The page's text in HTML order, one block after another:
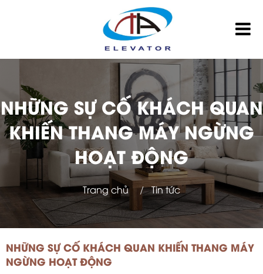
NHỮNG SỰ CỐ KHÁCH QUAN
KHIẾN THANG MÁY NGỪNG
HOẠT ĐỘNG
Trang chủ Tin tức
NHỮNG SỰ CỐ KHÁCH QUAN KHIẾN THANG MÁY
NGỪNG HOẠT ĐỘNG